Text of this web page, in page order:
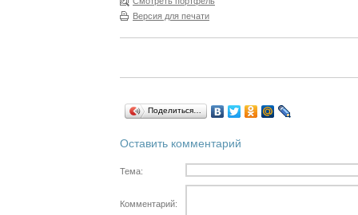
Версия для печати
Поделиться…
Оставить комментарий
Тема:
Комментарий: